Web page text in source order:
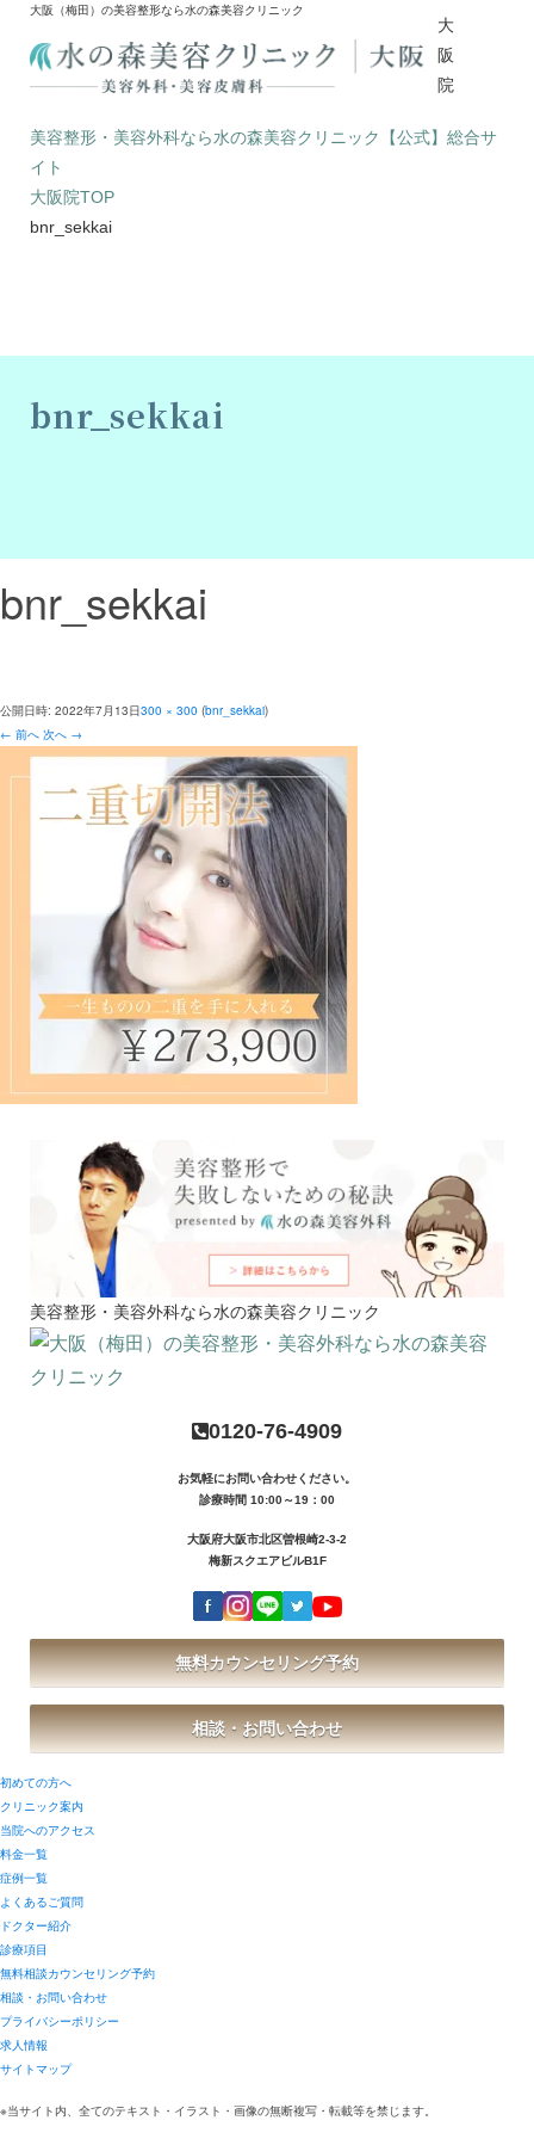
大阪（梅田）の美容整形なら水の森美容クリニック
大
阪
院
美容整形・美容外科なら水の森美容クリニック【公式】総合サ
イト
大阪院TOP
bnr_sekkai
bnr_sekkai
bnr_sekkai
公開日時: 2022年7月13日300 × 300 (bnr_sekkai)
← 前へ 次へ →
美容整形・美容外科なら水の森美容クリニック
0120-76-4909
お気軽にお問い合わせください。
診療時間 10:00～19：00
大阪府大阪市北区曽根崎2-3-2
梅新スクエアビルB1F
無料カウンセリング予約
相談・お問い合わせ
初めての方へ
クリニック案内
当院へのアクセス
料金一覧
症例一覧
よくあるご質問
ドクター紹介
診療項目
無料相談カウンセリング予約
相談・お問い合わせ
プライバシーポリシー
求人情報
サイトマップ
※当サイト内、全てのテキスト・イラスト・画像の無断複写・転載等を禁じます。